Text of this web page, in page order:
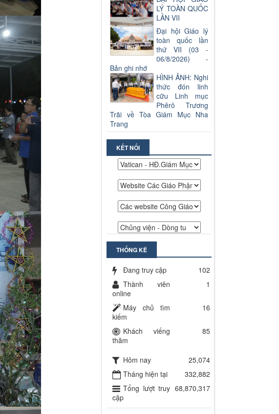
LÝ TOÀN QUỐC
LẦN VII
Đại hội Giáo lý
toàn quốc lần
thứ VII (03 -
06/8/2026) -
Bản ghi nhớ
HÌNH ẢNH: Nghi
thức đón linh
cữu Linh mục
Phêrô Trương
Trãi về Tòa Giám Mục Nha
Trang
KẾT NỐI
THỐNG KÊ
Đang truy cập
102
Thành viên
online
1
Máy chủ tìm
kiếm
16
Khách viếng
thăm
85
Hôm nay
25,074
Tháng hiện tại
332,882
Tổng lượt truy
cập
68,870,317